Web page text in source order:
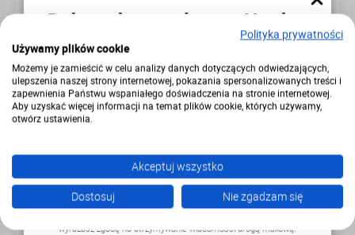
Dołącz do newslettera Hard-
PC
Zapisz się,zgarnij rabati otrzymuj informacje o
nowościach oraz najciekawszych promocjach.
wyrażasz zgodę na otrzymywanie wiadomości drogą mailową.
Chłodzenie DeepCool
200,00 zł
Chłodzenie DeepCool
268,99 zł
Polityka prywatności
Używamy plików cookie
Możemy je zamieścić w celu analizy danych dotyczących odwiedzających,
ulepszenia naszej strony internetowej, pokazania spersonalizowanych treści i
zapewnienia Państwu wspaniałego doświadczenia na stronie internetowej.
Aby uzyskać więcej informacji na temat plików cookie, których używamy,
otwórz ustawienia.
Akceptuj wszystko
Dostosuj
Nie zgadzam się